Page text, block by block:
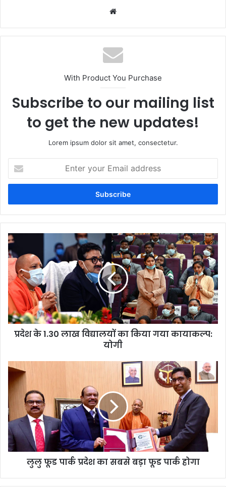
With Product You Purchase
Subscribe to our mailing list
to get the new updates!
Lorem ipsum dolor sit amet, consectetur.
your
Email
प्रदेश के 1.30 लाख विद्यालयों का किया गया कायाकल्प:
योगी
लुलु फूड पार्क प्रदेश का सबसे बड़ा फूड पार्क होगा